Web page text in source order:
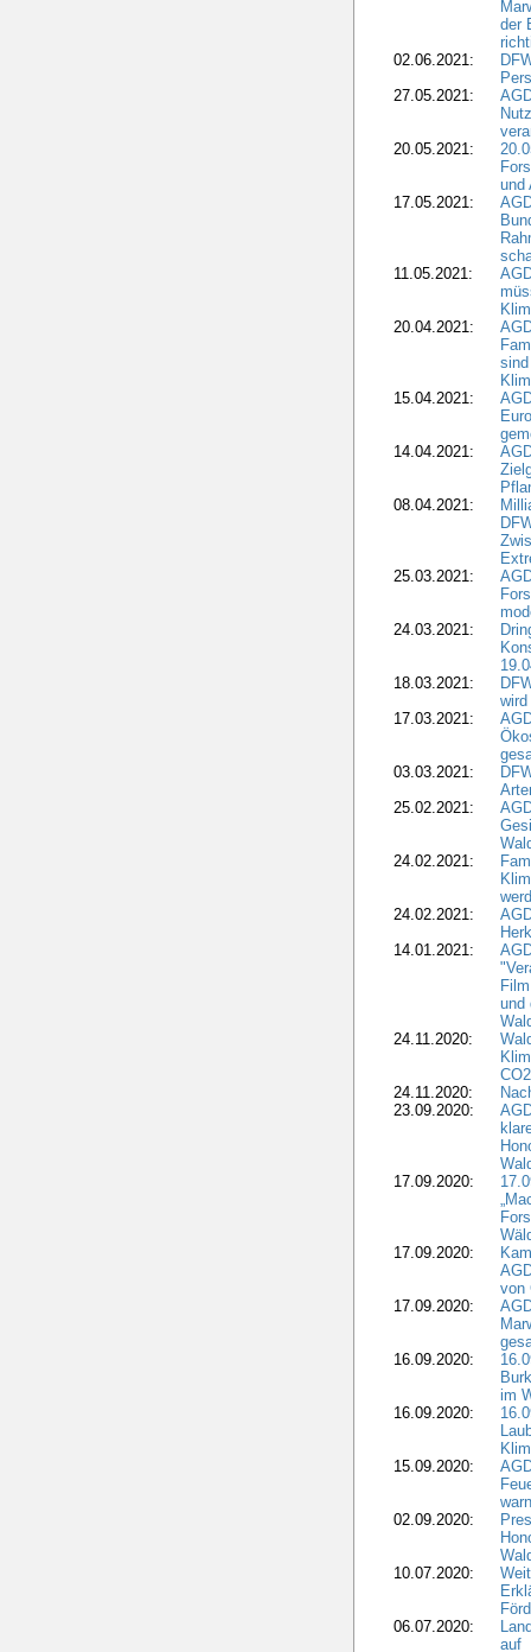
der
02.06.2021:
27.05.2021:
20.05.2021:
und
17.05.2021:
11.05.2021:
20.04.2021:
15.04.2021:
14.04.2021:
08.04.2021:
25.03.2021:
24.03.2021:
18.03.2021:
17.03.2021:
03.03.2021:
25.02.2021:
24.02.2021:
24.02.2021:
14.01.2021:
und
24.11.2020:
24.11.2020:
23.09.2020:
17.09.2020:
17.09.2020:
von
17.09.2020:
16.09.2020:
im
16.09.2020:
15.09.2020:
02.09.2020:
10.07.2020:
06.07.2020:
auf